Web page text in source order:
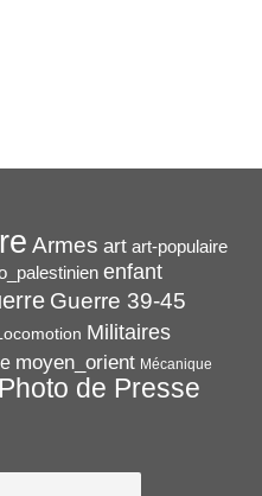
Armes art art-populaire
enfant
Guerre 39-45
Militaires
moyen_orient Mécanique
Photo de Presse